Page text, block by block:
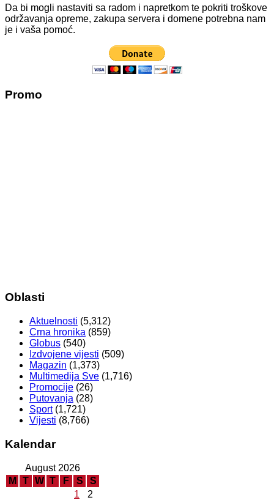
Da bi mogli nastaviti sa radom i napretkom te pokriti troškove
održavanja opreme, zakupa servera i domene potrebna nam
je i vaša pomoć.
Promo
Oblasti
Aktuelnosti (5,312)
Crna hronika (859)
Globus (540)
Izdvojene vijesti (509)
Magazin (1,373)
Multimedija Sve (1,716)
Promocije (26)
Putovanja (28)
Sport(1,721)
Vijesti (8,766)
Kalendar
August 2026
M
T W T F S
S
1
2